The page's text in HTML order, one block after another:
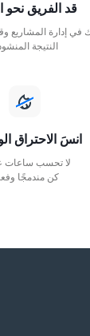
قد الفريق نحو
في إدارة المشاريع
النتيجة
انسَ الاحتراق
لا تحسب ساعات
كن مندمجًا